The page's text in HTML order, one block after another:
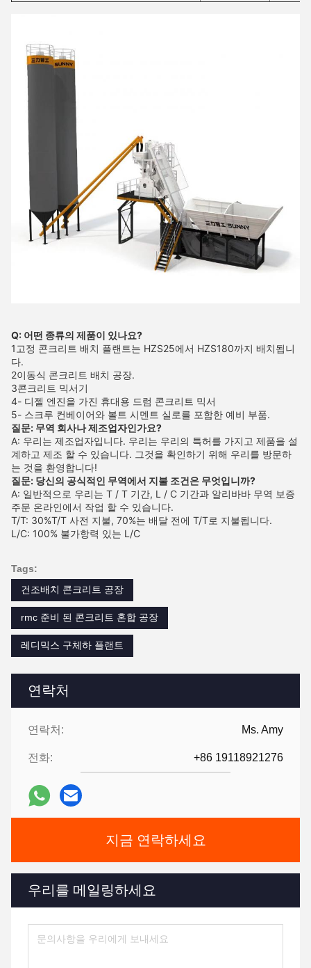
연락처
연락처: Ms. Amy
전화: +86 19118921276
지금 연락하세요
우리를 메일링하세요
Q: 어떤 종류의 제품이 있나요?
1고정 콘크리트 배치 플랜트는 HZS25에서 HZS180까지 배치됩니
다.
2이동식 콘크리트 배치 공장.
3콘크리트 믹서기
4- 디젤 엔진을 가진 휴대용 드럼 콘크리트 믹서
5- 스크루 컨베이어와 볼트 시멘트 실로를 포함한 예비 부품.
질문: 무역 회사나 제조업자인가요?
A: 우리는 제조업자입니다. 우리는 우리의 특허를 가지고 제품을 설
계하고 제조 할 수 있습니다. 그것을 확인하기 위해 우리를 방문하
는 것을 환영합니다!
질문: 당신의 공식적인 무역에서 지불 조건은 무엇입니까?
A: 일반적으로 우리는 T / T 기간, L / C 기간과 알리바바 무역 보증
주문 온라인에서 작업 할 수 있습니다.
T/T: 30%T/T 사전 지불, 70%는 배달 전에 T/T로 지불됩니다.
L/C: 100% 불가항력 있는 L/C
Tags:
건조배치 콘크리트 공장
rmc 준비 된 콘크리트 혼합 공장
레디믹스 구체하 플랜트